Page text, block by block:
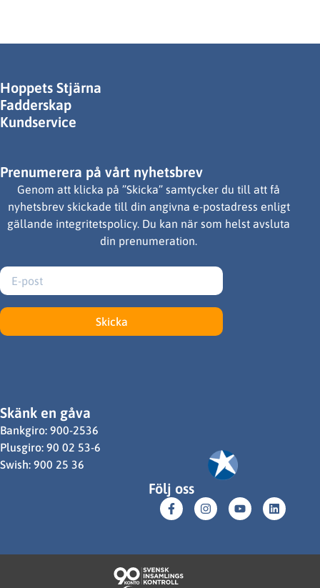
Hoppets Stjärna
Fadderskap
Kundservice
Prenumerera på vårt nyhetsbrev
Genom att klicka på ”Skicka” samtycker du till att få
nyhetsbrev skickade till din angivna e-postadress enligt
gällande integritetspolicy. Du kan när som helst avsluta
din prenumeration.
Skicka
Skänk en gåva
Bankgiro: 900-2536
Plusgiro: 90 02 53-6
Swish: 900 25 36
Följ oss